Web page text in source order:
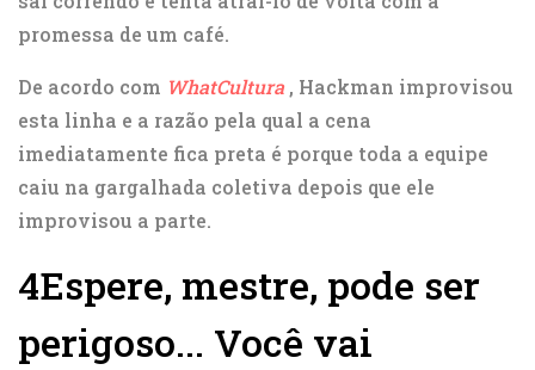
promessa de um café.
De acordo com WhatCultura , Hackman improvisou
esta linha e a razão pela qual a cena
imediatamente fica preta é porque toda a equipe
caiu na gargalhada coletiva depois que ele
improvisou a parte.
4Espere, mestre, pode ser
perigoso... Você vai